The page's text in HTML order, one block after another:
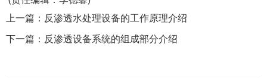
上一篇： 反渗透水处理设备的工作原理介绍
下一篇： 反渗透设备系统的组成部分介绍